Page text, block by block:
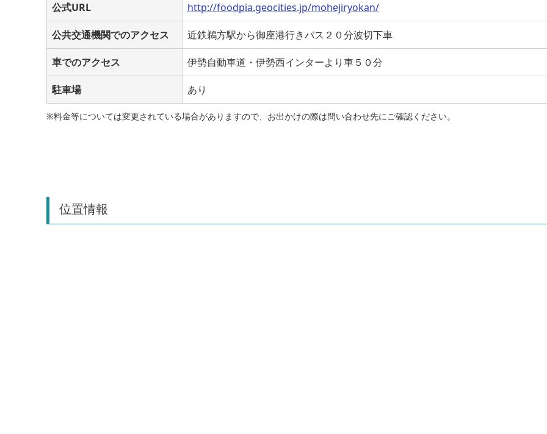
公式URL http://foodpia.geocities.jp/mohejiryokan/
公共交通機関でのアクセス 近鉄鵜方駅から御座港行きバス２０分波切下車
車でのアクセス 伊勢自動車道・伊勢西インターより車５０分
駐車場 あり
※料金等については変更されている場合がありますので、お出かけの際は問い合わせ先にご確認ください。
位置情報